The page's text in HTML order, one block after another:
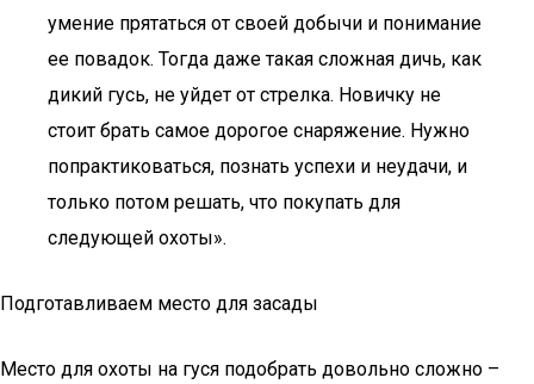
умение прятаться от своей добычи и понимание
ее повадок. Тогда даже такая сложная дичь, как
дикий гусь, не уйдет от стрелка. Новичку не
стоит брать самое дорогое снаряжение. Нужно
попрактиковаться, познать успехи и неудачи, и
только потом решать, что покупать для
следующей охоты».
Подготавливаем место для засады
Место для охоты на гуся подобрать довольно сложно –